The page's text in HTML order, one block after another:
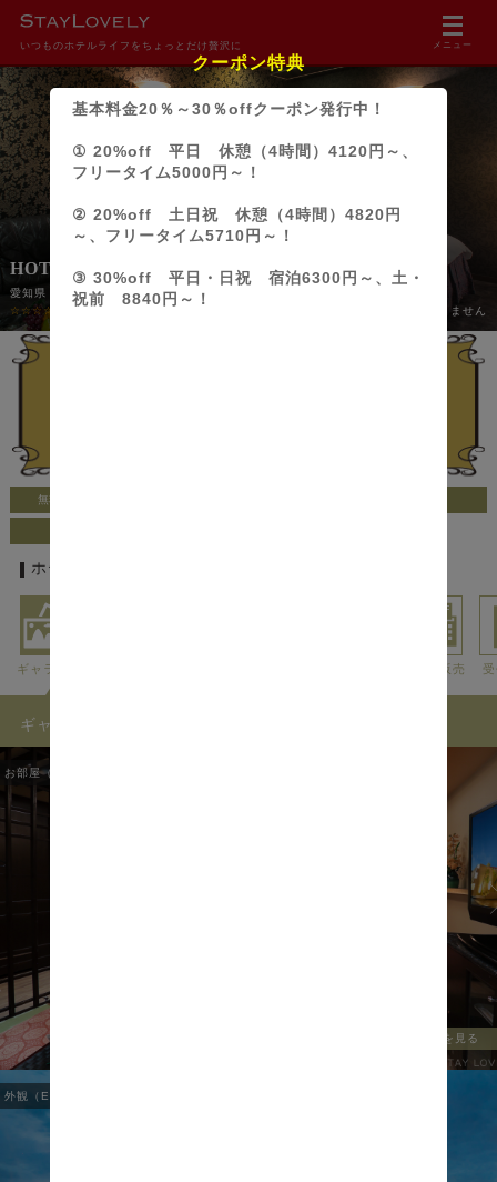
いつものホテルライフをちょっとだけ贅沢に メニュー
HOTEL ZIP STYLE(ジップスタイル)
愛知県・愛西市
☆☆☆☆☆
0.00 18歳未満の方のご利用はできません
無料レンタル品豊富
ホテルの基本情報
ギャラリー 貸出・販売
ギャラリー
お部屋（ROOMS）
全ての写真を見る
外観（EXTERIOR）
クーポン特典
基本料金20％～30％offクーポン発行中！
① 20%off 平日 休憩（4時間）4120円～、
フリータイム5000円～！
② 20%off 土日祝 休憩（4時間）4820円
～、フリータイム5710円～！
③ 30%off 平日・日祝 宿泊6300円～、土・
祝前 8840円～！